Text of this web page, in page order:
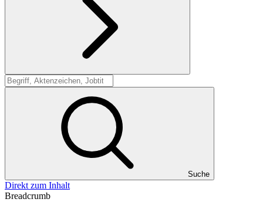
Suche
Suche
Direkt zum Inhalt
Breadcrumb